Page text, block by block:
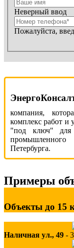
Неверный ввод
Пожалуйста,
компания,
комплекс работ и
"под ключ" для
промышленного
Петербурга.
Примеры
Объекты до 15
Наличная ул., 49 -